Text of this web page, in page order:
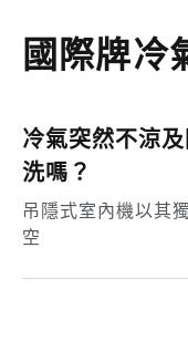
國際牌冷
冷氣突然不涼
洗嗎？
吊隱式室內機以其
空